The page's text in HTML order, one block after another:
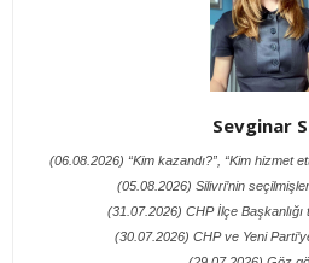
Sevginar
(06.08.2026) “Kim kazandı?”, “Kim hizmet
(05.08.2026) Silivri’nin
(31.07.2026) CHP İlçe
(30.07.2026) CHP ve Yeni